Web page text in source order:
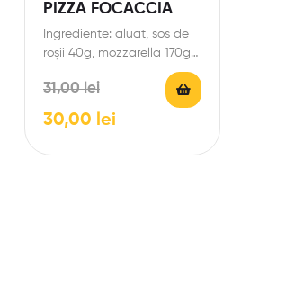
PIZZA FOCACCIA
Ingrediente: aluat, sos de
roșii 40g, mozzarella 170g,
*Prețul produsului conține…
31,00lei
30,00 lei